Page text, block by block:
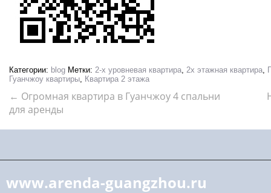
Категории: blog Метки: 2-х уровневая квартира 2х этажная квартира
Гуанчжоу квартиры
Квартира 2 этажа
← Огромная квартира в Гуанчжоу 4 спальни
для аренды
www.arenda-guangzhou.ru